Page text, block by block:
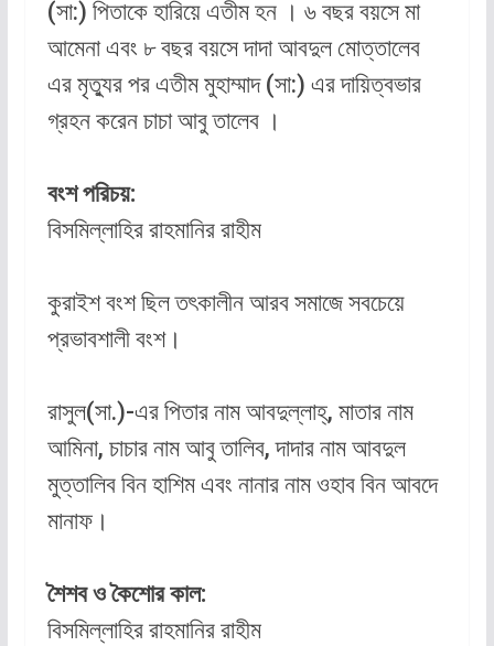
(সা:) পিতাকে হারিয়ে এতীম হন । ৬ বছর বয়সে মা
আমেনা এবং ৮ বছর বয়সে দাদা আবদুল মোত্তালেব
এর মৃত্যুর পর এতীম মুহাম্মাদ (সা:) এর দায়িত্বভার
গ্রহন করেন চাচা আবু তালেব ।
বংশ পরিচয়:
বিসমিল্লাহির রাহমানির রাহীম
কুরাইশ বংশ ছিল তৎকালীন আরব সমাজে সবচেয়ে
প্রভাবশালী বংশ।
রাসুল(সা.)-এর পিতার নাম আবদুল্লাহ্, মাতার নাম
আমিনা, চাচার নাম আবু তালিব, দাদার নাম আবদুল
মুত্তালিব বিন হাশিম এবং নানার নাম ওহাব বিন আবদে
মানাফ।
শৈশব ও কৈশোর কাল:
বিসমিল্লাহির রাহমানির রাহীম